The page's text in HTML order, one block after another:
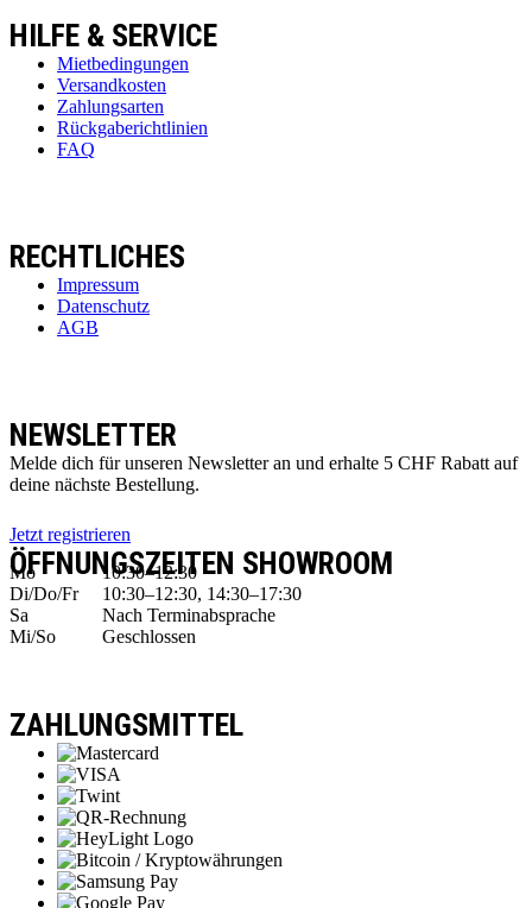
HILFE & SERVICE
Mietbedingungen
Versandkosten
Zahlungsarten
Rückgaberichtlinien
FAQ
RECHTLICHES
Impressum
Datenschutz
AGB
NEWSLETTER
Melde dich für unseren Newsletter an und erhalte 5 CHF Rabatt auf
deine nächste Bestellung.
Jetzt registrieren
ÖFFNUNGSZEITEN SHOWROOM
Mo
10:30–12:30
Di/Do/Fr
10:30–12:30, 14:30–17:30
Sa
Nach Terminabsprache
Mi/So
Geschlossen
ZAHLUNGSMITTEL